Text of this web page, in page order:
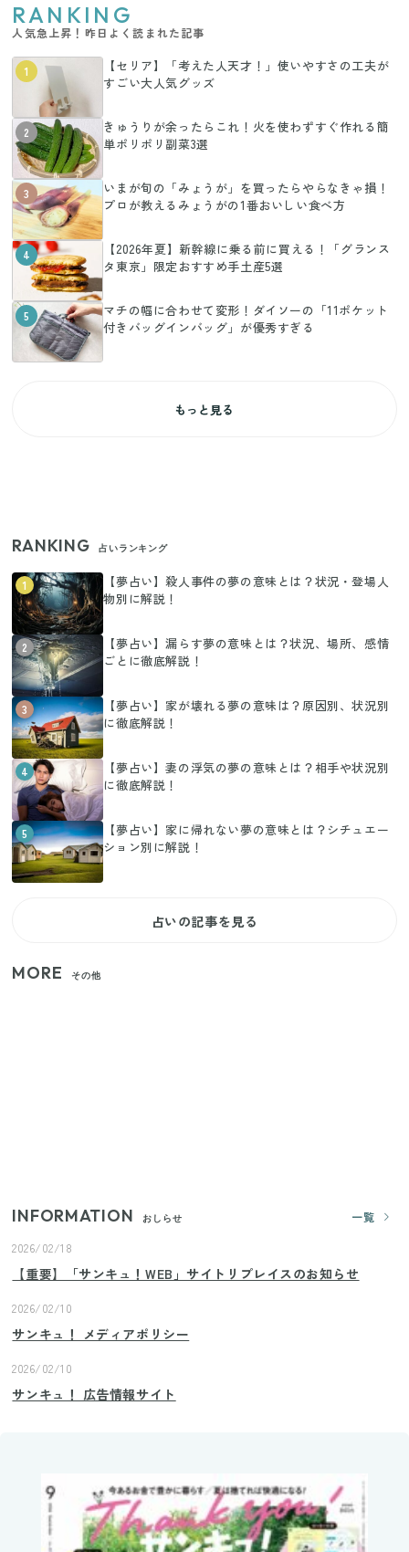
RANKING
人気急上昇！昨日よく読まれた記事
1
【セリア】「考えた人天才！」使いやすさの工夫が
すごい大人気グッズ
2
きゅうりが余ったらこれ！火を使わずすぐ作れる簡
単ポリポリ副菜3選
3
いまが旬の「みょうが」を買ったらやらなきゃ損！
プロが教えるみょうがの1番おいしい食べ方
4
【2026年夏】新幹線に乗る前に買える！「グランス
タ東京」限定おすすめ手土産5選
5
マチの幅に合わせて変形！ダイソーの「11ポケット
付きバッグインバッグ」が優秀すぎる
もっと見る
RANKING 占いランキング
1
【夢占い】殺人事件の夢の意味とは？状況・登場人
物別に解説！
2
【夢占い】漏らす夢の意味とは？状況、場所、感情
ごとに徹底解説！
3
【夢占い】家が壊れる夢の意味は？原因別、状況別
に徹底解説！
4
【夢占い】妻の浮気の夢の意味とは？相手や状況別
に徹底解説！
5
【夢占い】家に帰れない夢の意味とは？シチュエー
ション別に解説！
占いの記事を見る
MORE その他
INFORMATION おしらせ
一覧
2026/02/18
【重要】「サンキュ！WEB」サイトリプレイスのお知らせ
2026/02/10
サンキュ！ メディアポリシー
2026/02/10
サンキュ！ 広告情報サイト